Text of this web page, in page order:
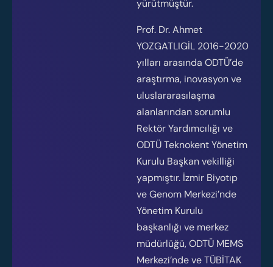
yürütmüştür.
Prof. Dr. Ahmet
YOZGATLIGİL 2016-2020
yılları arasında ODTÜ’de
araştırma, inovasyon ve
uluslararasılaşma
alanlarından sorumlu
Rektör Yardımcılığı ve
ODTÜ Teknokent Yönetim
Kurulu Başkan vekilliği
yapmıştır. İzmir Biyotıp
ve Genom Merkezi’nde
Yönetim Kurulu
başkanlığı ve merkez
müdürlüğü, ODTÜ MEMS
Merkezi’nde ve TÜBİTAK
Subject
Your message
(optional)